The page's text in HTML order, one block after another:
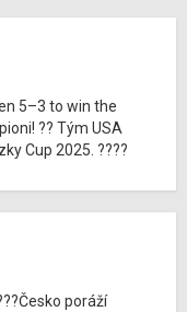
5–3 to win the
?? Tým USA
Cup 2025. ????
poráží